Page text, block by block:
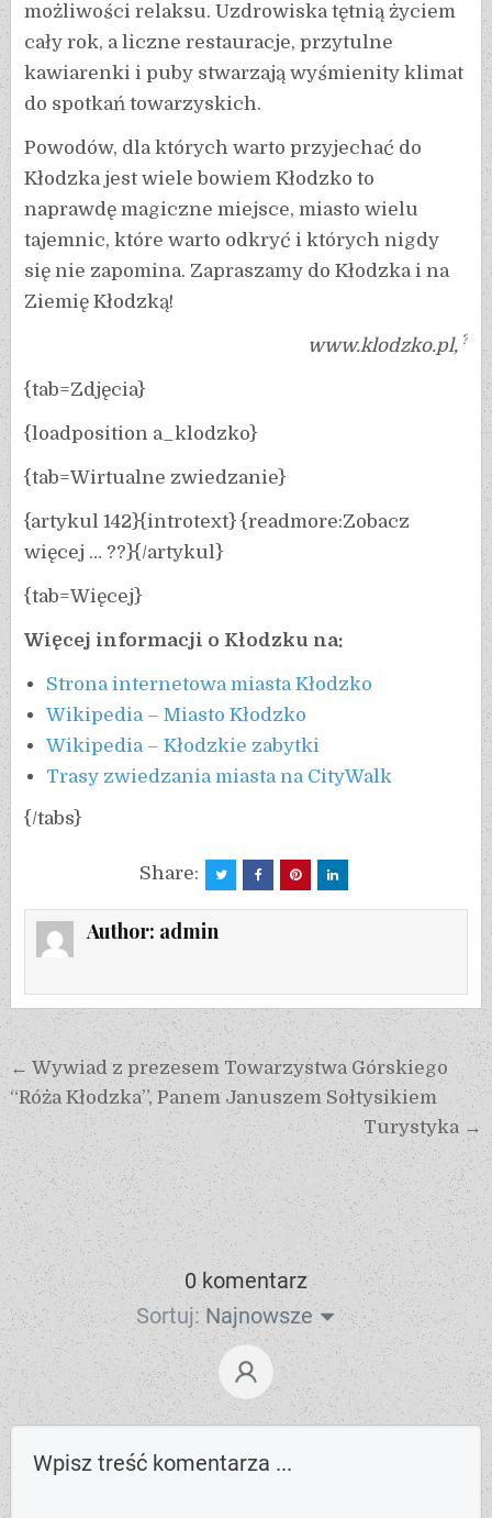
możliwości relaksu. Uzdrowiska tętnią życiem
cały rok, a liczne restauracje, przytulne
kawiarenki i puby stwarzają wyśmienity klimat
do spotkań towarzyskich.
Powodów, dla których warto przyjechać do
Kłodzka jest wiele bowiem Kłodzko to
naprawdę magiczne miejsce, miasto wielu
tajemnic, które warto odkryć i których nigdy
się nie zapomina. Zapraszamy do Kłodzka i na
Ziemię Kłodzką!
www.klodzko.pl, ?
{tab=Zdjęcia}
{loadposition a_klodzko}
{tab=Wirtualne zwiedzanie}
{artykul 142}{introtext} {readmore:Zobacz
więcej … ??}{/artykul}
{tab=Więcej}
Więcej informacji o Kłodzku na:
Strona internetowa miasta Kłodzko
Wikipedia – Miasto Kłodzko
Wikipedia – Kłodzkie zabytki
Trasy zwiedzania miasta na CityWalk
{/tabs}
Share:
Author: admin
← Wywiad z prezesem Towarzystwa Górskiego
“Róża Kłodzka”, Panem Januszem Sołtysikiem
Turystyka →
0 komentarz
Sortuj: Najnowsze